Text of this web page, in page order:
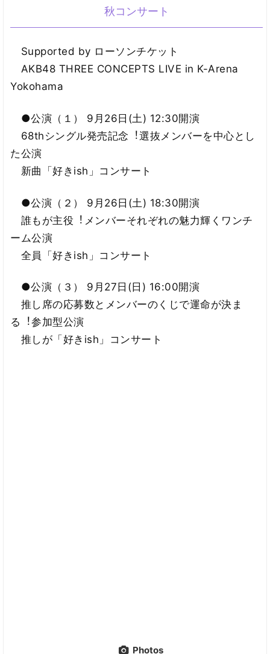
秋コンサート
Supported by ローソンチケット
AKB48 THREE CONCEPTS LIVE in K-Arena
Yokohama
●公演（１） 9月26日(土) 12:30開演
68thシングル発売記念︕選抜メンバーを中心とし
た公演
新曲「好きish」コンサート
●公演（２） 9月26日(土) 18:30開演
誰もが主役︕メンバーそれぞれの魅力輝くワンチ
ーム公演
全員「好きish」コンサート
●公演（３） 9月27日(日) 16:00開演
推し席の応募数とメンバーのくじで運命が決ま
る︕参加型公演
推しが「好きish」コンサート
Photos